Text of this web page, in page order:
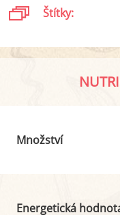
Štítky:
Množství
Energetická